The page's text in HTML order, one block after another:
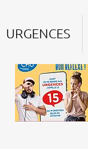
URGENCES